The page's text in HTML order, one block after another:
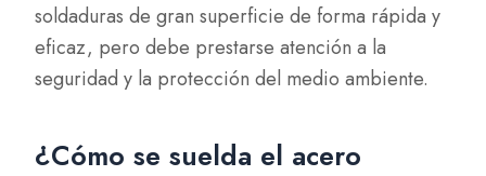
soldaduras de gran superficie de forma rápida y
eficaz, pero debe prestarse atención a la
seguridad y la protección del medio ambiente.
¿Cómo se suelda el acero